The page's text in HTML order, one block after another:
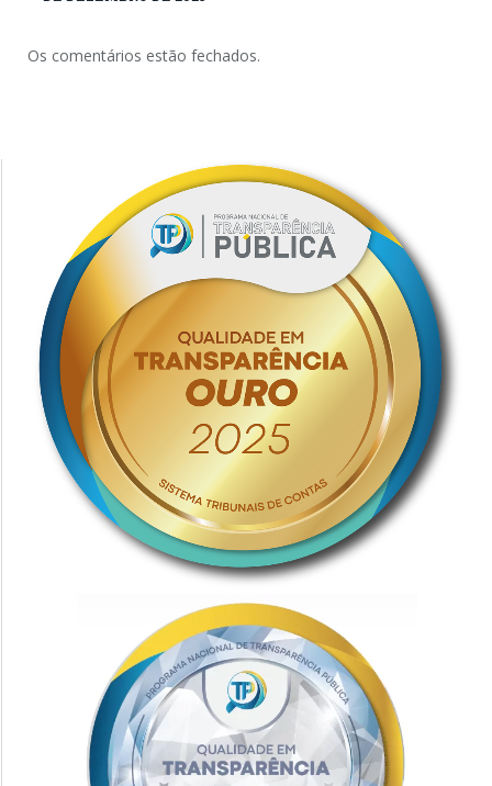
Os comentários estão fechados.